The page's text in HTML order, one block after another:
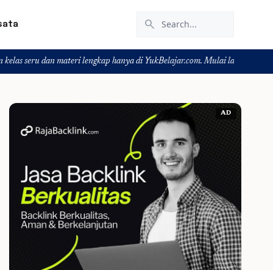
search
materi lengkap hanya di YukBelajar.com. Mulai langkah suksesmu hari
AD